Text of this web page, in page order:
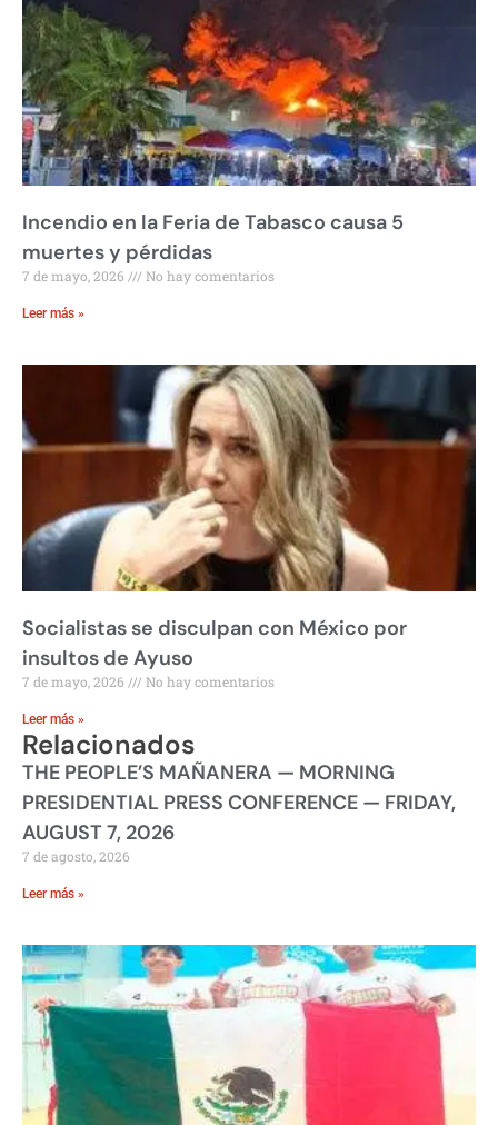
Incendio en la Feria de Tabasco causa 5
muertes y pérdidas
7 de mayo, 2026 No hay comentarios
Leer más »
Socialistas se disculpan con México por
insultos de Ayuso
7 de mayo, 2026 No hay comentarios
Leer más »
Relacionados
THE PEOPLE’S MAÑANERA — MORNING
PRESIDENTIAL PRESS CONFERENCE — FRIDAY,
AUGUST 7, 2026
7 de agosto, 2026
Leer más »